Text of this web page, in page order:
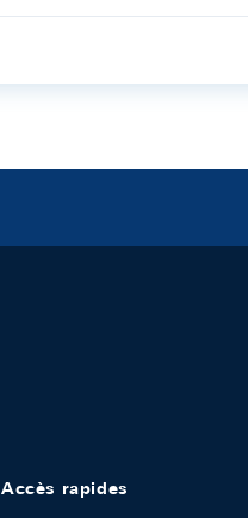
Accès rapides